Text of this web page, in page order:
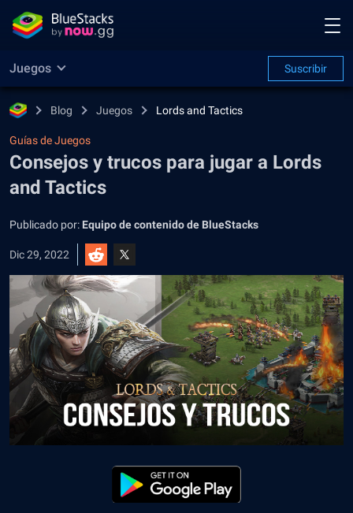
Juegos Suscribir
Blog Juegos Lords and Tactics
Guías de Juegos
Consejos y trucos para jugar a Lords
and Tactics
Publicado por: Equipo de contenido de BlueStacks
Dic 29, 2022